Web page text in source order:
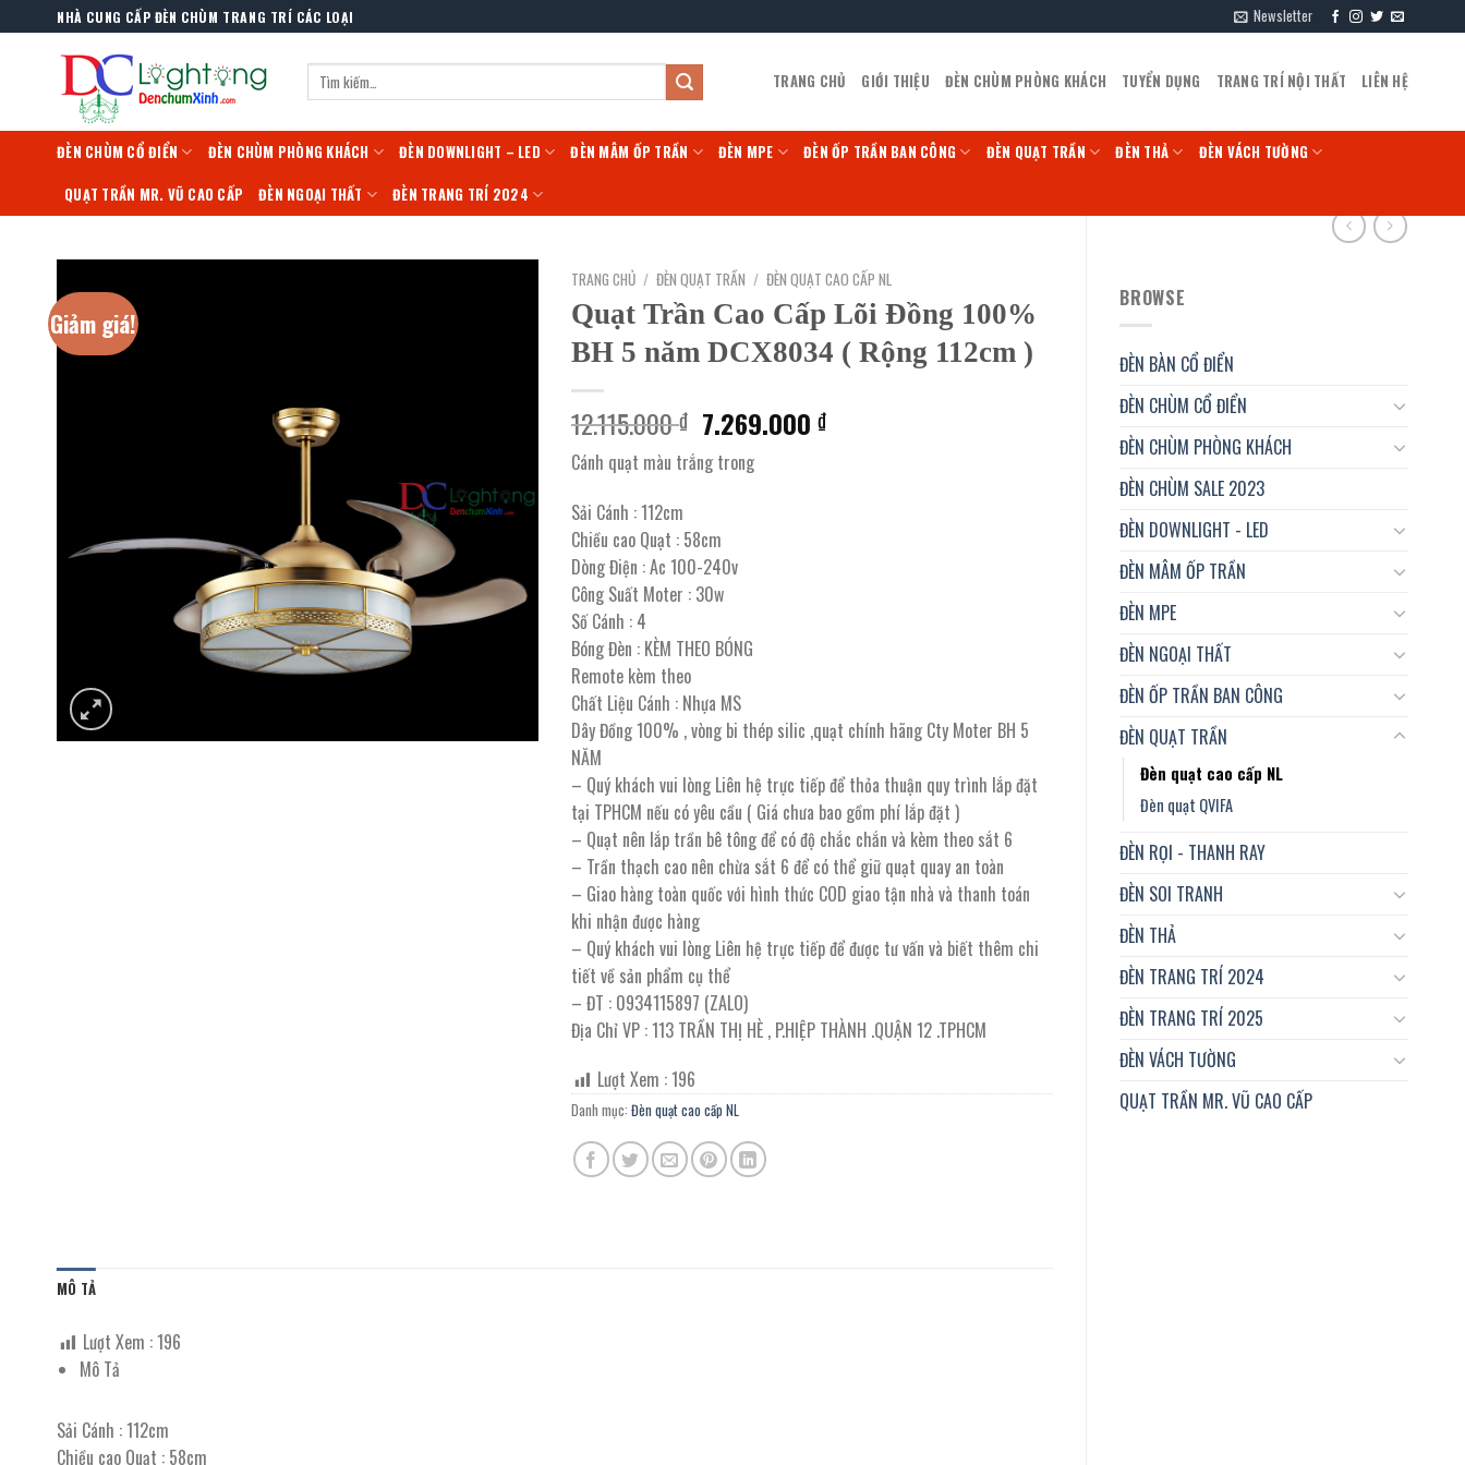
to
NHÀ CUNG CẤP ĐÈN CHÙM TRANG TRÍ CÁC LOẠI Newsletter
Tìm
kiếm:
TRANG CHỦ GIỚI THIỆU ĐÈN CHÙM PHÒNG KHÁCH TUYỂN DỤNG TRANG TRÍ NỘI THẤT LIÊN HỆ
ĐÈN CHÙM CỔ ĐIỂN ĐÈN CHÙM PHÒNG KHÁCH ĐÈN DOWNLIGHT – LED ĐÈN MÂM ỐP TRẦN ĐÈN MPE ĐÈN ỐP TRẦN BAN CÔNG ĐÈN QUẠT TRẦN ĐÈN THẢ ĐÈN VÁCH TƯỜNG
QUẠT TRẦN MR. VŨ CAO CẤP ĐÈN NGOẠI THẤT ĐÈN TRANG TRÍ 2024
BROWSE
ĐÈN BÀN CỔ ĐIỂN
ĐÈN CHÙM CỔ ĐIỂN
ĐÈN CHÙM PHÒNG KHÁCH
ĐÈN CHÙM SALE 2023
ĐÈN DOWNLIGHT - LED
ĐÈN MÂM ỐP TRẦN
ĐÈN MPE
ĐÈN NGOẠI THẤT
ĐÈN ỐP TRẦN BAN CÔNG
ĐÈN QUẠT TRẦN
Đèn quạt cao cấp NL
Đèn quạt QVIFA
ĐÈN RỌI - THANH RAY
ĐÈN SOI TRANH
ĐÈN THẢ
ĐÈN TRANG TRÍ 2024
ĐÈN TRANG TRÍ 2025
ĐÈN VÁCH TƯỜNG
QUẠT TRẦN MR. VŨ CAO CẤP
Giảm giá!
TRANG CHỦ / ĐÈN QUẠT TRẦN / ĐÈN QUẠT CAO CẤP NL
Quạt Trần Cao Cấp Lõi Đồng 100%
BH 5 năm DCX8034 ( Rộng 112cm )
12.115.000₫ Giá
gốc
là:
7.269.000₫Giá
Cánh quạt màu trắng trong
Sải Cánh : 112cm
Chiều cao Quạt : 58cm
Dòng Điện : Ac 100-240v
Công Suất Moter : 30w
Số Cánh : 4
Bóng Đèn : KÈM THEO BÓNG
Remote kèm theo
Chất Liệu Cánh : Nhựa MS
Dây Đồng 100% , vòng bi thép silic ,quạt chính hãng Cty Moter BH 5
NĂM
– Quý khách vui lòng Liên hệ trực tiếp để thỏa thuận quy trình lắp đặt
tại TPHCM nếu có yêu cầu ( Giá chưa bao gồm phí lắp đặt )
– Quạt nên lắp trần bê tông để có độ chắc chắn và kèm theo sắt 6
– Trần thạch cao nên chừa sắt 6 để có thể giữ quạt quay an toàn
– Giao hàng toàn quốc với hình thức COD giao tận nhà và thanh toán
khi nhận được hàng
– Quý khách vui lòng Liên hệ trực tiếp để được tư vấn và biết thêm chi
tiết về sản phẩm cụ thể
– ĐT : 0934115897 (ZALO)
Địa Chỉ VP : 113 TRẦN THỊ HÈ , P.HIỆP THÀNH .QUẬN 12 .TPHCM
Lượt Xem :196
Danh mục: Đèn quạt cao cấp NL
MÔ TẢ
Lượt Xem :196
Mô Tả
Sải Cánh : 112cm
Chiều cao Quạt : 58cm